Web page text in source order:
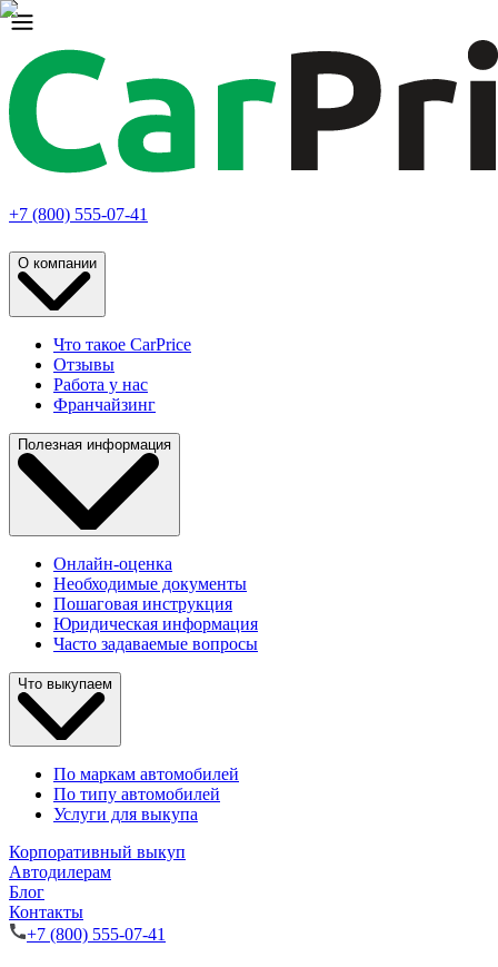
+7 (800) 555-07-41
О компании
Что такое CarPrice
Отзывы
Работа у нас
Франчайзинг
Полезная информация
Онлайн-оценка
Необходимые документы
Пошаговая инструкция
Юридическая информация
Часто задаваемые вопросы
Что выкупаем
По маркам автомобилей
По типу автомобилей
Услуги для выкупа
Корпоративный выкуп
Автодилерам
Блог
Контакты
+7 (800) 555-07-41